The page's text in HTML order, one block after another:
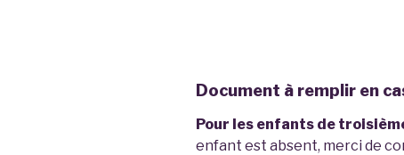
Document à remplir en
Pour les enfants de
enfant est absent, merci de